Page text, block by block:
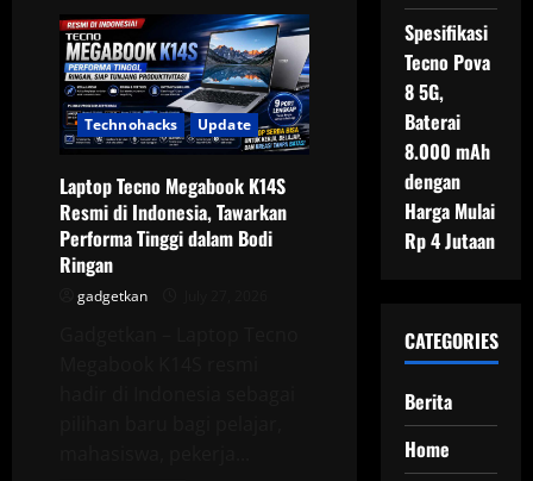
Perbedaan
Samsung
Galaxy
Z
Fold
8
dan
Z
8
Ultra,
Mana
yang
Lebih
Cocok
Technohacks Update
Laptop Tecno Megabook K14S
Resmi di Indonesia, Tawarkan
Performa Tinggi dalam Bodi
Ringan
gadgetkan
Spesifikasi
Tecno Pova
8 5G,
Baterai
8.000 mAh
dengan
Harga Mulai
Rp 4 Jutaan
CATEGORIES
Berita
Home